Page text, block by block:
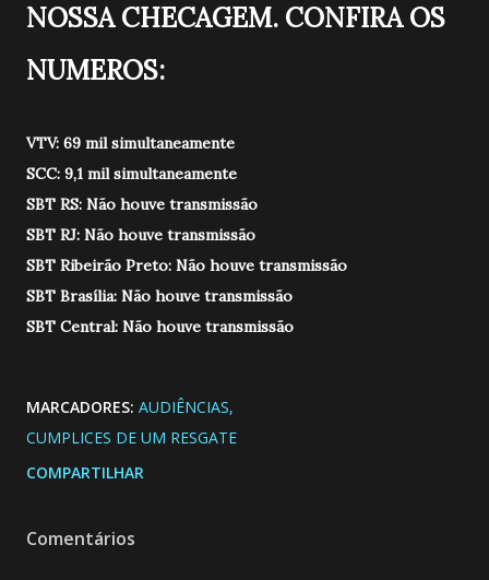
NOSSA CHECAGEM. CONFIRA OS
NUMEROS:
VTV: 69 mil simultaneamente
SCC: 9,1 mil simultaneamente
SBT RS: Não houve transmissão
SBT RJ: Não houve transmissão
SBT Ribeirão Preto: Não houve transmissão
SBT Brasília: Não houve transmissão
SBT Central: Não houve transmissão
MARCADORES: AUDIÊNCIAS
CUMPLICES DE UM RESGATE
COMPARTILHAR
Comentários